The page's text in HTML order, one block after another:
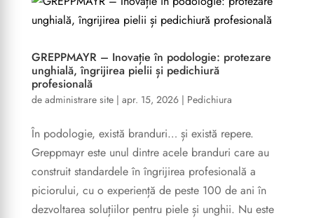
GREPPMAYR – Inovație în podologie: protezare
unghială, îngrijirea pielii și pedichiură
profesională
de administrare site| apr. 15, 2026| Pedichiura
În podologie, există branduri… și există repere.
Greppmayr este unul dintre acele branduri care au
construit standardele în îngrijirea profesională a
piciorului, cu o experiență de peste 100 de ani în
dezvoltarea soluțiilor pentru piele și unghii. Nu este